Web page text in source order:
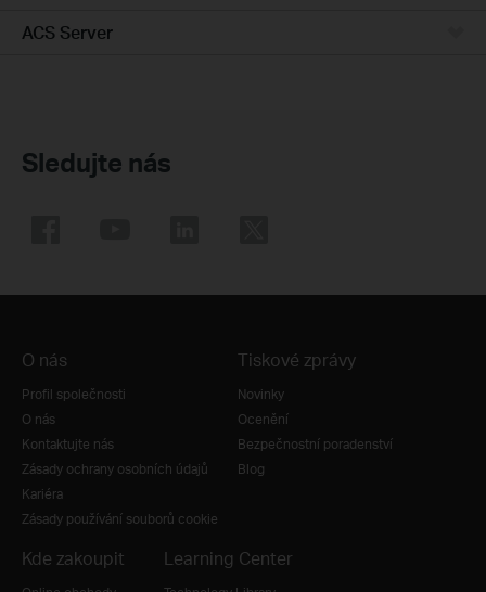
ACS Server
Sledujte nás
O nás
Profil společnosti
O nás
Kontaktujte nás
Zásady ochrany osobních údajů
Kariéra
Zásady používání souborů cookie
Tiskové zprávy
Novinky
Ocenění
Bezpečnostní poradenství
Blog
Kde zakoupit Learning Center